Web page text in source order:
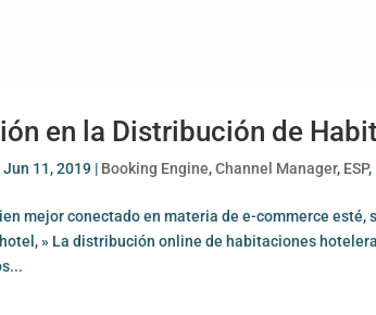
en la Distribución de
Jun 11, 2019 | Booking Engine,Channel Manager, ESP,
mejor conectado en materia de e-commerce
» La distribución online de habitaciones